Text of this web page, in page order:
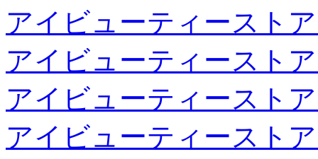
アイビューティースト
アイビューティースト
アイビューティースト
アイビューティースト